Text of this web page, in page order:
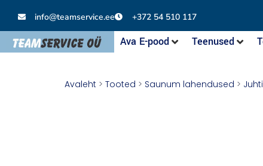
info@teamservice.ee +372 54 510 117
Ava E-pood Teenused
Avaleht > Tooted > Saunum lahendused >